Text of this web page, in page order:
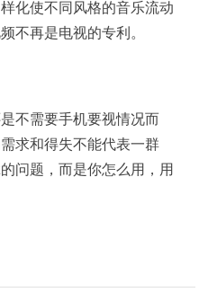
化使不同风格的音乐流动
不再是电视的专利。
不需要手机要视情况而
求和得失不能代表一群
问题，而是你怎么用，用